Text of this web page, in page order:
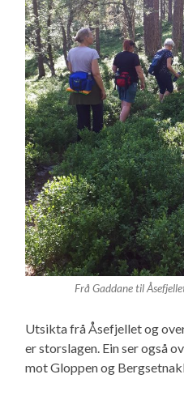
Frå Gaddane til
Utsikta frå Åsefjellet og
er storslagen. Ein ser også
mot Gloppen og